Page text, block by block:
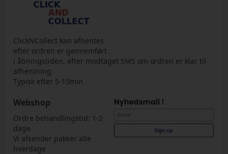
ClickNCollect kan afhentes
efter ordren er gennemført
i åbningstiden, efter modtaget SMS om ordren er klar til
afhentning.
Typisk efter 5-15min
Webshop
Ordre behandlingstid: 1-2
dage
Vi afsender pakker alle
hverdage